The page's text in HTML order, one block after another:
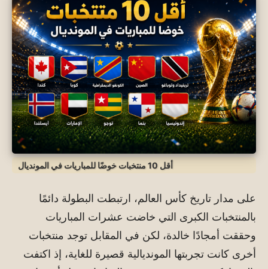
أقل 10 منتخبات خوضًا للمباريات في المونديال
على مدار تاريخ كأس العالم، ارتبطت البطولة دائمًا
بالمنتخبات الكبرى التي خاضت عشرات المباريات
وحققت أمجادًا خالدة، لكن في المقابل توجد منتخبات
أخرى كانت تجربتها المونديالية قصيرة للغاية، إذ اكتفت